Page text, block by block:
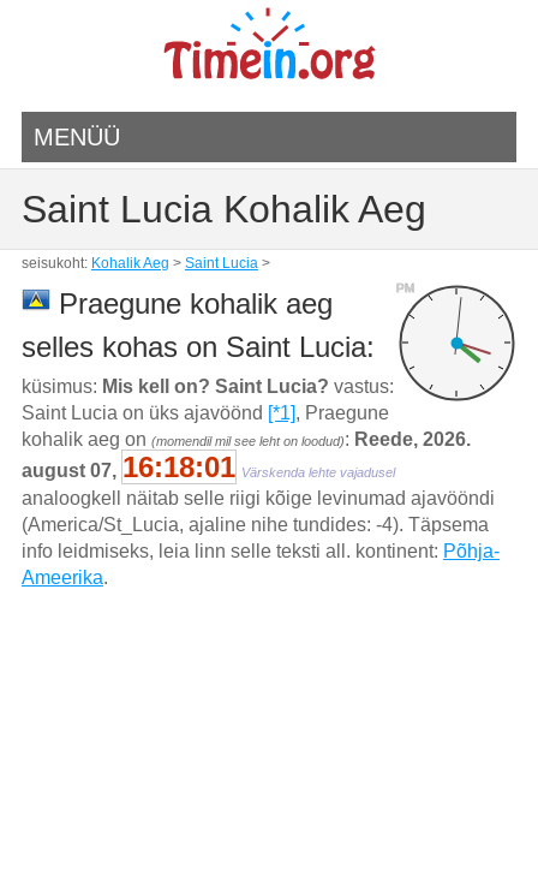
MENÜÜ
Saint Lucia Kohalik Aeg
seisukoht: Kohalik Aeg > Saint Lucia>
PM
Praegune kohalik aeg
selles kohas on Saint Lucia:
küsimus: Mis kell on? Saint Lucia? vastus:
Saint Lucia on üks ajavöönd [*1], Praegune
kohalik aeg on (momendil mil see leht on loodud): Reede, 2026.
august 07, 16:18:01 Värskenda lehte vajadusel
analoogkell näitab selle riigi kõige levinumad ajavööndi
(America/St_Lucia, ajaline nihe tundides: -4). Täpsema
info leidmiseks, leia linn selle teksti all. kontinent: Põhja-
Ameerika.